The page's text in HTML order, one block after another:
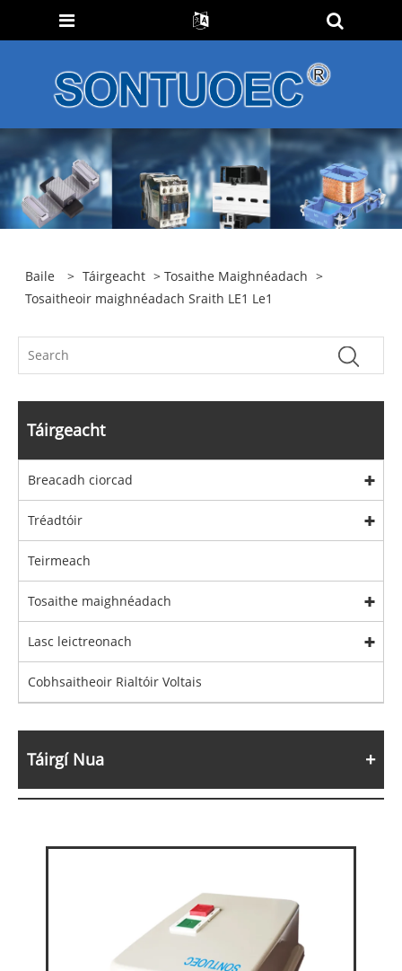
Baile > Táirgeacht >Tosaithe Maighnéadach >
Tosaitheoir maighnéadach Sraith LE1 Le1
Táirgeacht
Breacadh ciorcad
Tréadtóir
Teirmeach
Tosaithe maighnéadach
Lasc leictreonach
Cobhsaitheoir Rialtóir Voltais
Táirgí Nua